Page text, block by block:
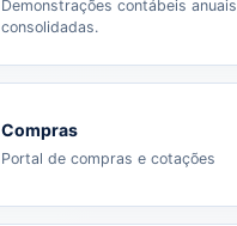
Demonstrações contábeis anuais
consolidadas.
Compras
Portal de compras e cotações